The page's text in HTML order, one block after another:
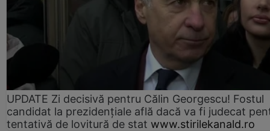
UPDATE Zi decisivă pentru Călin Georgescu! Fostul
candidat la prezidențiale află dacă va fi judecat
tentativă de lovitură de stat www.stirilekanald.ro